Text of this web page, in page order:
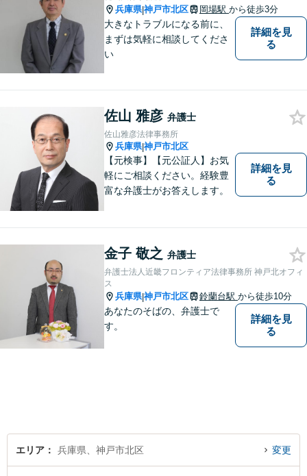
兵庫県|神戸市北区 岡場駅 から徒歩3分
大きなトラブルになる前に、
まずは気軽に相談してくださ
い
詳細を見
る
佐山 雅彦 弁護士
佐山雅彦法律事務所
兵庫県|神戸市北区
【元検事】【元公証人】お気
軽にご相談ください。経験豊
富な弁護士がお答えします。
詳細を見
る
金子 敬之 弁護士
弁護士法人近畿フロンティア法律事務所 神戸北オフィ
ス
兵庫県|神戸市北区 鈴蘭台駅 から徒歩10分
あなたのそばの、弁護士で
す。
詳細を見
る
エリア 兵庫県、神戸市北区 変更